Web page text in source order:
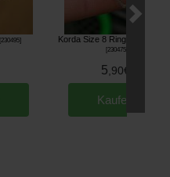
[230495] Korda Size 8 Ring Swivel (x 8)
230475]
5 90€
Kaufen